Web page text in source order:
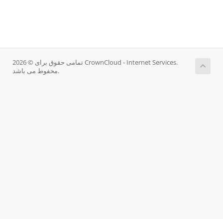
تمامی حقوق برای © 2026 CrownCloud - Internet Services.
محفوط می باشد.